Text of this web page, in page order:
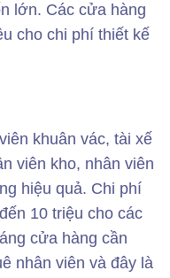
lớn. Các cửa hàng
cho chi phí thiết kế
khuân vác, tài xế
viên kho, nhân viên
hiệu quả. Chi phí
10 triệu cho các
cửa hàng cần
nhân viên và đây là